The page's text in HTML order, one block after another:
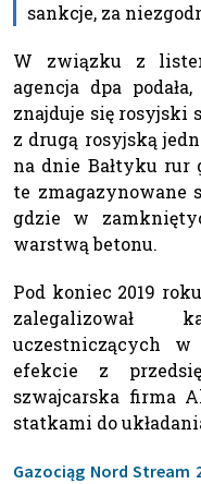
sankcje, za
W związku z
agencja dpa
znajduje się rosyjski
z drugą rosyjską
na dnie Bałtyku rur
te zmagazynowane
gdzie w
warstwą betonu.
Pod koniec 2019
zalegalizował
uczestniczących
efekcie z
szwajcarska firma
statkami do
Gazociąg Nord Stream